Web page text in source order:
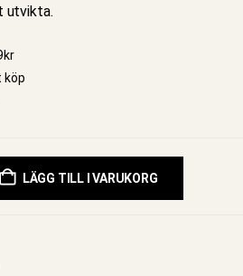
utvikta.
köp
LÄGG TILL I VARUKORG